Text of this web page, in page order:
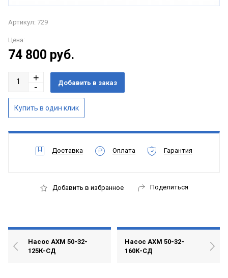
Артикул: 729
Цена:
74 800 руб.
Доставка Оплата Гарантия
Добавить в избранное Поделиться
Насос АХМ 50-32-
125К-СД
Насос АХМ 50-32-
160К-СД